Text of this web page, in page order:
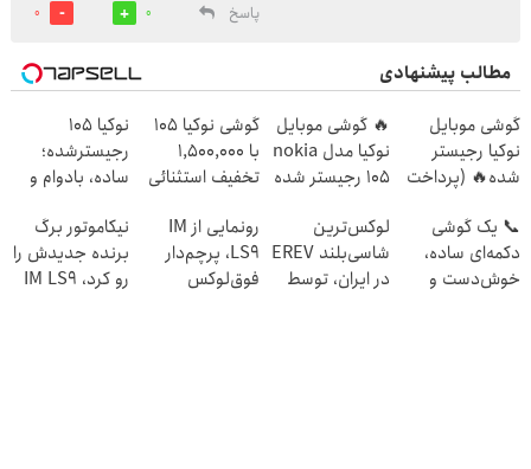
پاسخ
0
0
مطالب پیشنهادی
گوشی موبایل
نوکیا رجیستر
شده🔥 (پرداخت
تخفیف ویژه)
🔥 گوشی موبایل
نوکیا مدل nokia
105 رجیستر شده
گوشی نوکیا 105
با 1,500,000
تخفیف استثنائی
🔥
نوکیا 105
رجیسترشده؛
ساده، بادوام و
📞 یک گوشی
دکمه‌ای ساده،
خوش‌دست و
لوکس‌ترین
شاسی‌بلند EREV
در ایران، توسط
رونمایی از IM
LS9، پرچم‌دار
فوق‌لوکس
نیکاموتور برگ
برنده جدیدش را
رو کرد، IM LS9